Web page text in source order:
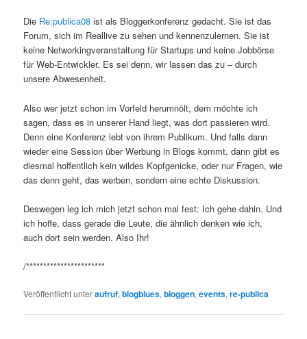
Die Re:publica08 ist als Bloggerkonferenz gedacht. Sie ist das
Forum, sich im Reallive zu sehen und kennenzulernen. Sie ist
keine Networkingveranstaltung für Startups und keine Jobbörse
für Web-Entwickler. Es sei denn, wir lassen das zu – durch
unsere Abwesenheit.
Also wer jetzt schon im Vorfeld herumnölt, dem möchte ich
sagen, dass es in unserer Hand liegt, was dort passieren wird.
Denn eine Konferenz lebt von ihrem Publikum. Und falls dann
wieder eine Session über Werbung in Blogs kommt, dann gibt es
diesmal hoffentlich kein wildes Kopfgenicke, oder nur Fragen, wie
das denn geht, das werben, sondern eine echte Diskussion.
Deswegen leg ich mich jetzt schon mal fest: Ich gehe dahin. Und
ich hoffe, dass gerade die Leute, die ähnlich denken wie ich,
auch dort sein werden. Also Ihr!
/***********************
Veröffentlicht unteraufruf,blogblues,bloggen,events,re-publica